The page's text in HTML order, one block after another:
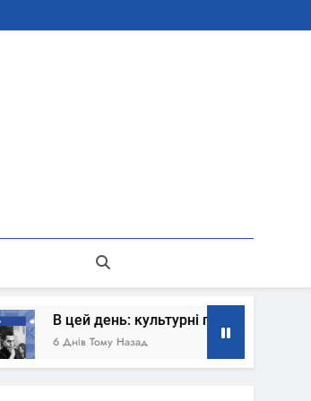
культурні події 2 серпня – що сталось
Назад